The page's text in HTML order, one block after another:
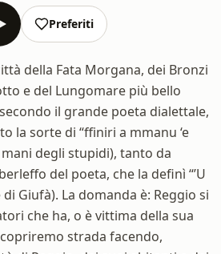
Preferiti
della Fata Morgana, dei Bronzi
e del Lungomare più bello
il grande poeta dialettale,
la sorte di “ffiniri a mmanu ‘e
degli stupidi), tanto da
del poeta, che la definì “’U
Giufà). La domanda è: Reggio si
che ha, o è vittima della sua
strada facendo,